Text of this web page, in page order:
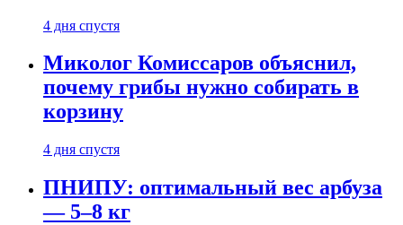
4 дня спустя
Миколог Комиссаров объяснил,
почему грибы нужно собирать в
корзину
4 дня спустя
ПНИПУ: оптимальный вес арбуза
— 5–8 кг